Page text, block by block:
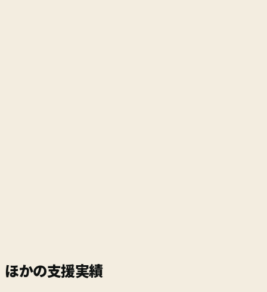
ほかの支援実績